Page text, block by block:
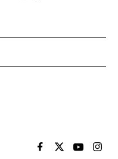
EL PAÍS BRASIL EN
EL PAÍSEL PAÍS
EL